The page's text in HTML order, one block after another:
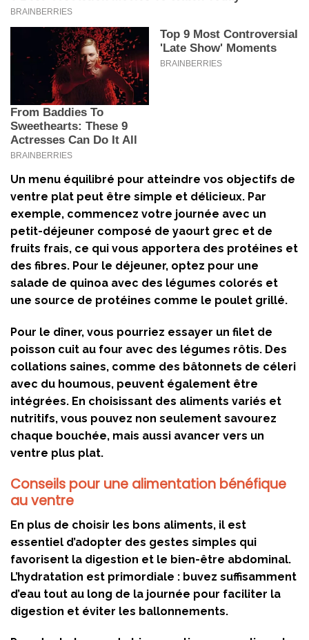
Un menu équilibré pour atteindre vos objectifs de
ventre plat peut être simple et délicieux. Par
exemple, commencez votre journée avec un
petit-déjeuner composé de yaourt grec et de
fruits frais, ce qui vous apportera des protéines et
des fibres. Pour le déjeuner, optez pour une
salade de quinoa avec des légumes colorés et
une source de protéines comme le poulet grillé.
Pour le dîner, vous pourriez essayer un filet de
poisson cuit au four avec des légumes rôtis. Des
collations saines, comme des bâtonnets de céleri
avec du houmous, peuvent également être
intégrées. En choisissant des aliments variés et
nutritifs, vous pouvez non seulement savourez
chaque bouchée, mais aussi avancer vers un
ventre plus plat.
Conseils pour une alimentation bénéfique
au ventre
En plus de choisir les bons aliments, il est
essentiel d’adopter des gestes simples qui
favorisent la digestion et le bien-être abdominal.
L’hydratation est primordiale : buvez suffisamment
d’eau tout au long de la journée pour faciliter la
digestion et éviter les ballonnements.